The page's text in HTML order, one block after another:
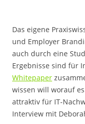
Das eigene
und Employer
auch durch eine
Ergebnisse sind für
Whitepaper
wissen will worauf
attraktiv für IT-
Interview mit